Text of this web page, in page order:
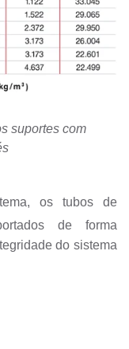
suportes com
os tubos de
de forma
do sistema